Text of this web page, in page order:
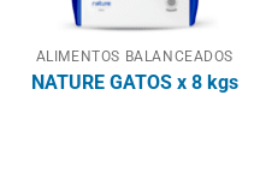
ALIMENTOS BALANCEADOS
NATURE GATOS x 8 kgs